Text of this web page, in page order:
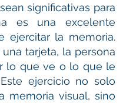
significativas para
es una excelente
ejercitar la memoria.
tarjeta, la persona
lo que ve o lo que le
ejercicio no solo
memoria visual, sino